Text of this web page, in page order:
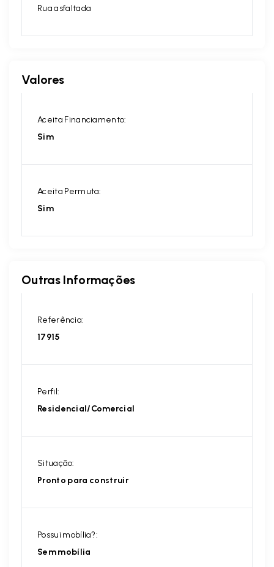
Rua asfaltada
Valores
Aceita Financiamento:
Sim
Aceita Permuta:
Sim
Outras Informações
Referência:
17915
Perfil:
Residencial/Comercial
Situação:
Pronto para construir
Possui mobília?:
Sem mobília